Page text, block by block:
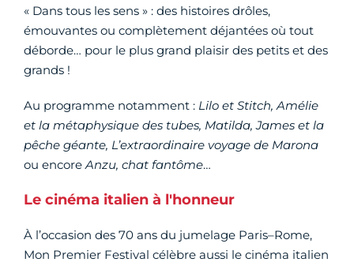
« Dans tous les sens » : des histoires drôles,
émouvantes ou complètement déjantées où tout
déborde… pour le plus grand plaisir des petits et des
grands !
Au programme notamment : Lilo et Stitch, Amélie
et la métaphysique des tubes, Matilda, James et la
pêche géante, L’extraordinaire voyage de Marona
ou encoreAnzu, chat fantôme…
Le cinéma italien à l'honneur
À l’occasion des 70 ans du jumelage Paris–Rome,
Mon Premier Festival célèbre aussi le cinéma italien